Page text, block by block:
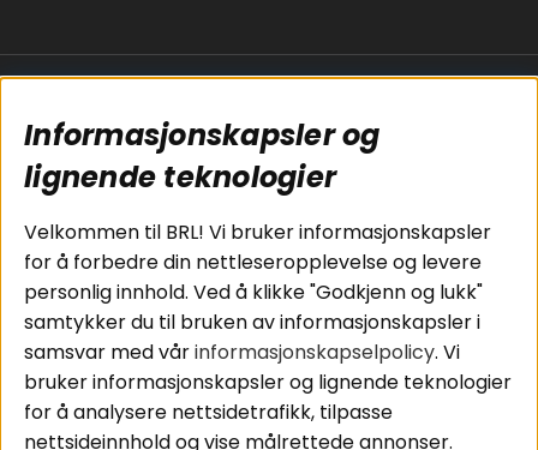
Koblingsguide for
subwoofers
Tilkobling av
bilforsterker
Koblingsguide for
midbasser
Butikker
Våre ambassadører
- Team BRL
Cookies
Kjøpsvilkår
Personvernpolicy
Service / Garanti /
Retur
Informasjonskapsler og
lignende teknologier
Velkommen til BRL! Vi bruker informasjonskapsler
for å forbedre din nettleseropplevelse og levere
personlig innhold. Ved å klikke "Godkjenn og lukk"
samtykker du til bruken av informasjonskapsler i
samsvar med vårinformasjonskapselpolicy. Vi
bruker informasjonskapsler og lignende teknologier
for å analysere nettsidetrafikk, tilpasse
nettsideinnhold og vise målrettede annonser.